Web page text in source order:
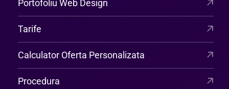
Portofoliu Web Design
Tarife
Calculator Oferta Personalizata
Procedura